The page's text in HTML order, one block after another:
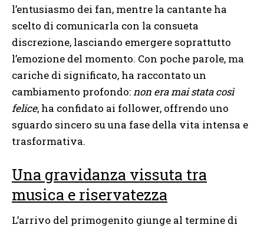
l’entusiasmo dei fan, mentre la cantante ha
scelto di comunicarla con la consueta
discrezione, lasciando emergere soprattutto
l’emozione del momento. Con poche parole, ma
cariche di significato, ha raccontato un
cambiamento profondo:non era mai stata così
felice, ha confidato ai follower, offrendo uno
sguardo sincero su una fase della vita intensa e
trasformativa.
Una gravidanza vissuta tra
musica e riservatezza
L’arrivo del primogenito giunge al termine di